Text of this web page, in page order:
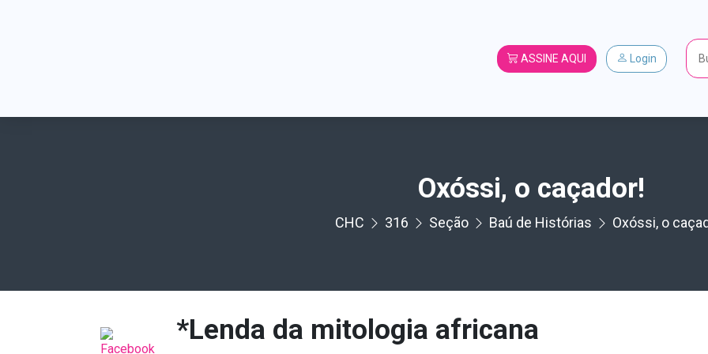
ASSINE AQUI Login
Oxóssi, o caçador!
CHC 316 Seção Baú de Histórias Oxóssi, o
*Lenda da mitologia africana